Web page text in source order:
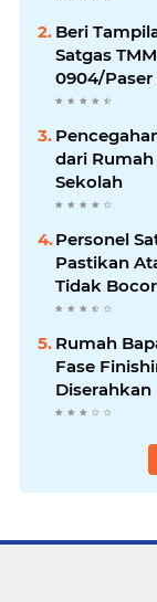
Beri
Satgas
0904/
Marbot
dari
Sekolah
Personel
Pastikan
Tidak
Rumah
Fase
Diserahkan